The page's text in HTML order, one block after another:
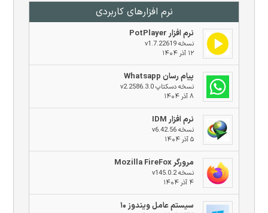
نرم افزار‌های کاربردی
نرم افزار PotPlayer
نسخه v1.7.22619
۱۲ آذر ۱۴۰۴
پیام رسان Whatsapp
نسخه دسکتاپ v2.2586.3.0
۸ آذر ۱۴۰۴
نرم افزار IDM
نسخه v6.42.56
۵ آذر ۱۴۰۴
مرورگر Mozilla FireFox
نسخه v145.0.2
۴ آذر ۱۴۰۴
سیستم عامل ویندوز ۱۰